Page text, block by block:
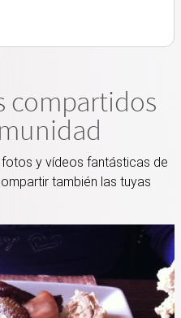
compartidos
y vídeos fantásticas de
también las tuyas